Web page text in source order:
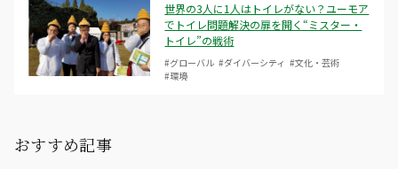
世界の3人に1人はトイレがない？ユーモア
でトイレ問題解決の扉を開く“ミスター・
トイレ”の戦術
#グローバル #ダイバーシティ #文化・芸術
#環境
おすすめ記事